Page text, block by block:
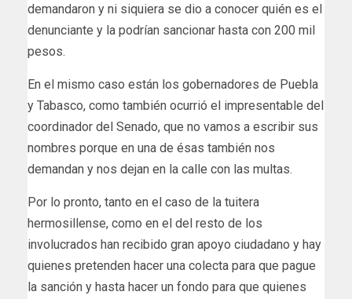
demandaron y ni siquiera se dio a conocer quién es el
denunciante y la podrían sancionar hasta con 200 mil
pesos.
En el mismo caso están los gobernadores de Puebla
y Tabasco, como también ocurrió el impresentable del
coordinador del Senado, que no vamos a escribir sus
nombres porque en una de ésas también nos
demandan y nos dejan en la calle con las multas.
Por lo pronto, tanto en el caso de la tuitera
hermosillense, como en el del resto de los
involucrados han recibido gran apoyo ciudadano y hay
quienes pretenden hacer una colecta para que pague
la sanción y hasta hacer un fondo para que quienes